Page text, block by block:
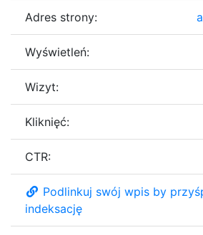
Adres strony:
Wyświetleń:
Wizyt:
Kliknięć:
CTR:
Podlinkuj swój wpis by
indeksację